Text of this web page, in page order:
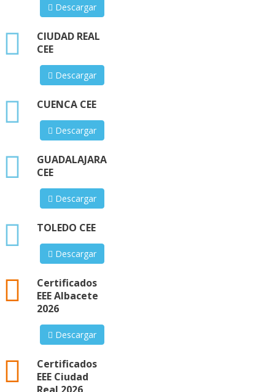
Descargar
CIUDAD REAL
CEE
xlsx
Descargar
CUENCA CEE
xlsx
Descargar
GUADALAJARA
CEE
xlsx
Descargar
TOLEDO CEE
xlsx
Descargar
Certificados
EEE Albacete
2026
xml
Descargar
Certificados
EEE Ciudad
xml